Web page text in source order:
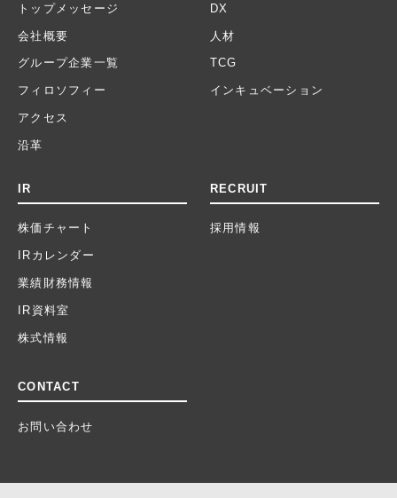
トップメッセージ
会社概要
グループ企業一覧
フィロソフィー
アクセス
沿革
DX
人材
TCG
インキュベーション
IR
株価チャート
IRカレンダー
業績財務情報
IR資料室
株式情報
RECRUIT
採用情報
CONTACT
お問い合わせ